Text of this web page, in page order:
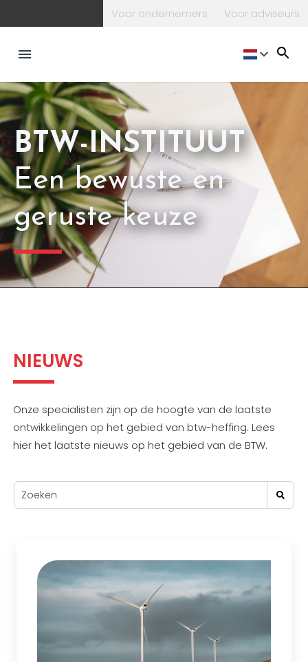
Voor ondernemers Voor adviseurs
BTW-INSTITUUT
Een bewuste en
geruste keuze
NIEUWS
Onze specialisten zijn op de hoogte van de laatste
ontwikkelingen op het gebied van btw-heffing. Lees
hier het laatste nieuws op het gebied van de BTW.